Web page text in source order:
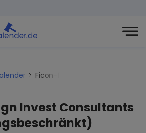
Ficon-foreign-invest-
Invest Consultants